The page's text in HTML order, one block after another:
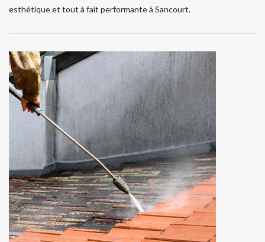
esthétique et tout à fait performante à Sancourt.